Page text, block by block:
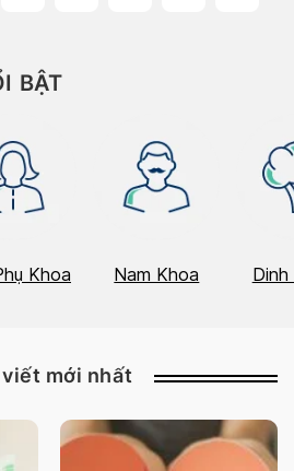
BẬT
Khoa Nam Khoa
viết mới nhất